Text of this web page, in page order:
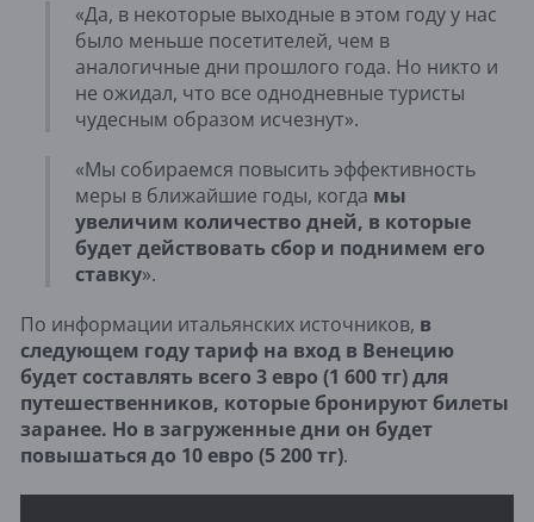
«Да, в некоторые выходные в этом году у нас
было меньше посетителей, чем в
аналогичные дни прошлого года. Но никто и
не ожидал, что все однодневные туристы
чудесным образом исчезнут».
«Мы собираемся повысить эффективность
меры в ближайшие годы, когда мы
увеличим количество дней, в которые
будет действовать сбор и поднимем его
ставку».
По информации итальянских источников, в
следующем году тариф на вход в Венецию
будет составлять всего 3 евро (1 600 тг) для
путешественников, которые бронируют билеты
заранее. Но в загруженные дни он будет
повышаться до 10 евро (5 200 тг).